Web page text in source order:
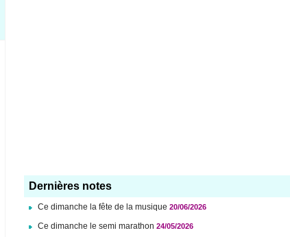
Dernières notes
Ce dimanche la fête de la musique 20/06/2026
Ce dimanche le semi marathon24/05/2026